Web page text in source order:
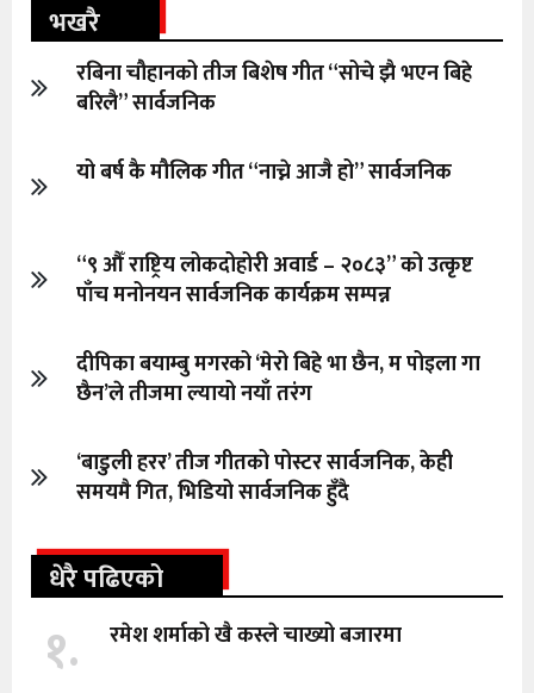
भखरै
रबिना चौहानको तीज बिशेष गीत “सोचे झै भएन बिहे
बरिलै” सार्वजनिक
यो बर्ष कै मौलिक गीत “नाच्ने आजै हो” सार्वजनिक
“९ औँ राष्ट्रिय लोकदोहोरी अवार्ड – २०८३” को उत्कृष्ट
पाँच मनोनयन सार्वजनिक कार्यक्रम सम्पन्न
दीपिका बयाम्बु मगरको ‘मेरो बिहे भा छैन, म पोइला गा
छैन’ले तीजमा ल्यायो नयाँ तरंग
‘बाडुली हरर’ तीज गीतको पोस्टर सार्वजनिक, केही
समयमै गित, भिडियो सार्वजनिक हुँदै
धेरै पढिएको
१. रमेश शर्माको खै कस्ले चाख्यो बजारमा